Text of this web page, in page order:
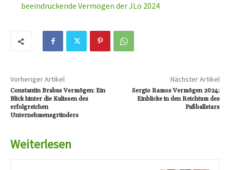
beeindruckende Vermögen der JLo 2024
Vorheriger Artikel
Constantin Brabus Vermögen: Ein
Blick hinter die Kulissen des
erfolgreichen
Unternehmensgründers
Nächster Artikel
Sergio Ramos Vermögen 2024:
Einblicke in den Reichtum des
Fußballstars
Weiterlesen